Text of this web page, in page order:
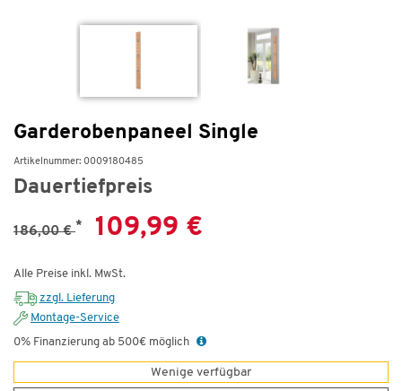
Garderobenpaneel Single
Artikelnummer: 0009180485
Dauertiefpreis
186,00 €* 109,99 €
Alle Preise inkl. MwSt.
zzgl. Lieferung
Montage-Service
0% Finanzierung ab 500€ möglich
Wenige verfügbar